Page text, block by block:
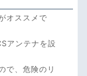
オススメで
アンテナを設
で、危険のリ